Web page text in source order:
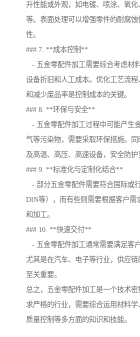
升性能或外观，如电镀、喷涂、氧
等。表面处理可以增强零件的耐腐
性。
### 7. **成本控制**
- 五金零配件加工需要综合考虑材
设备折旧和人工成本。优化工艺流
和减少废品率是控制成本的关键。
### 8. **环保与安全**
- 五金零配件加工过程中可能产生
气等污染物，需要采取环保措施。
及高温、高压、高速设备，安全防护
### 9. **标准化与定制化结合**
- 部分五金零配件需要符合国际或
DIN等），而有些则需要根据客户需
和加工。
### 10. **快速交付**
- 五金零配件加工通常需要满足客
尤其是在汽车、电子等行业，供应
至关重要。
总之，五金零配件加工是一个技术
求严格的行业，需要综合运用材料学
质量控制等多方面的知识和技能。